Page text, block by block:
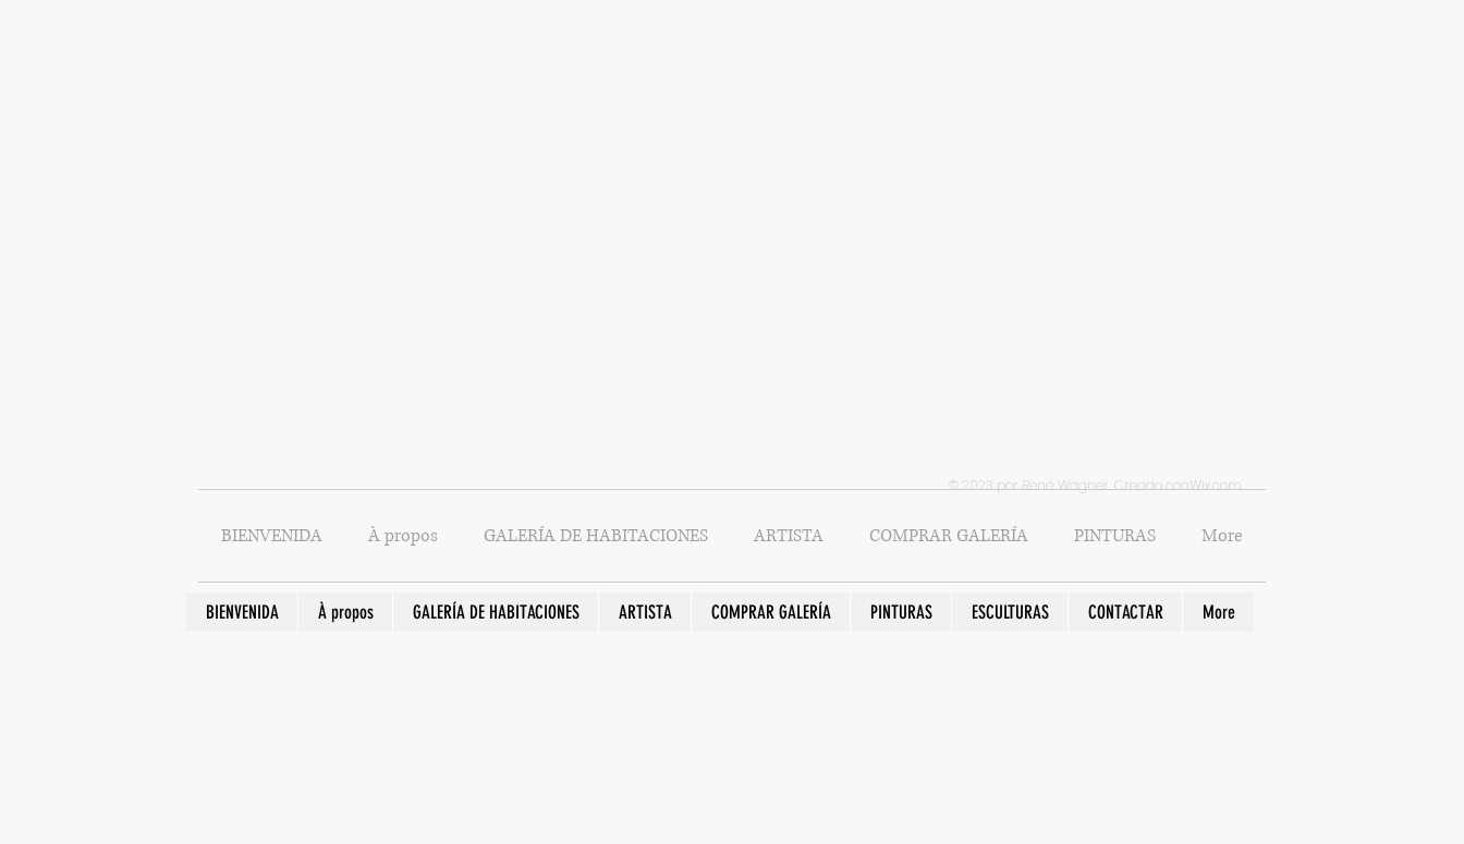
© 2023 por René Wagner. Creado conWix.com
BIENVENIDA À propos GALERÍA DE HABITACIONES ARTISTA COMPRAR GALERÍA PINTURAS More
BIENVENIDA À propos GALERÍA DE HABITACIONES ARTISTA COMPRAR GALERÍA PINTURAS ESCULTURAS CONTACTAR More